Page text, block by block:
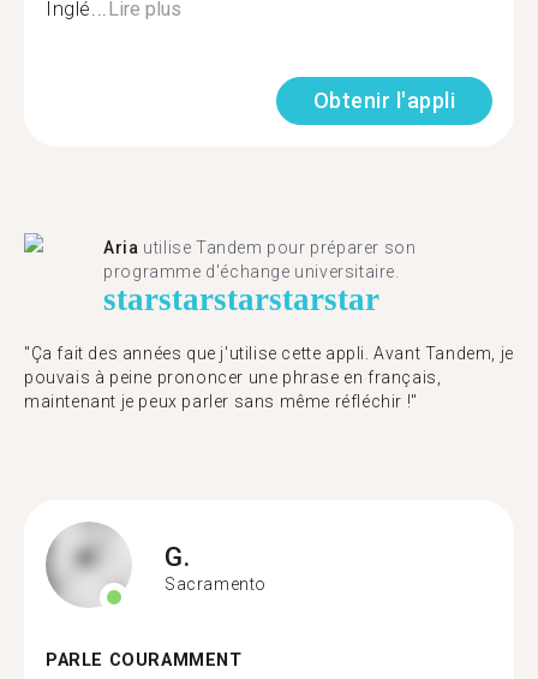
Inglé...Lire plus
Obtenir l'appli
Aria utilise Tandem pour préparer son
programme d'échange universitaire.
starstarstarstarstar
"Ça fait des années que j'utilise cette appli. Avant Tandem, je
pouvais à peine prononcer une phrase en français,
maintenant je peux parler sans même réfléchir !"
G.
Sacramento
PARLE COURAMMENT